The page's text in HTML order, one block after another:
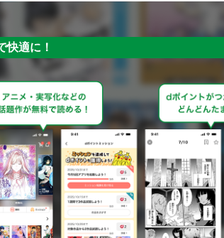
快適に！